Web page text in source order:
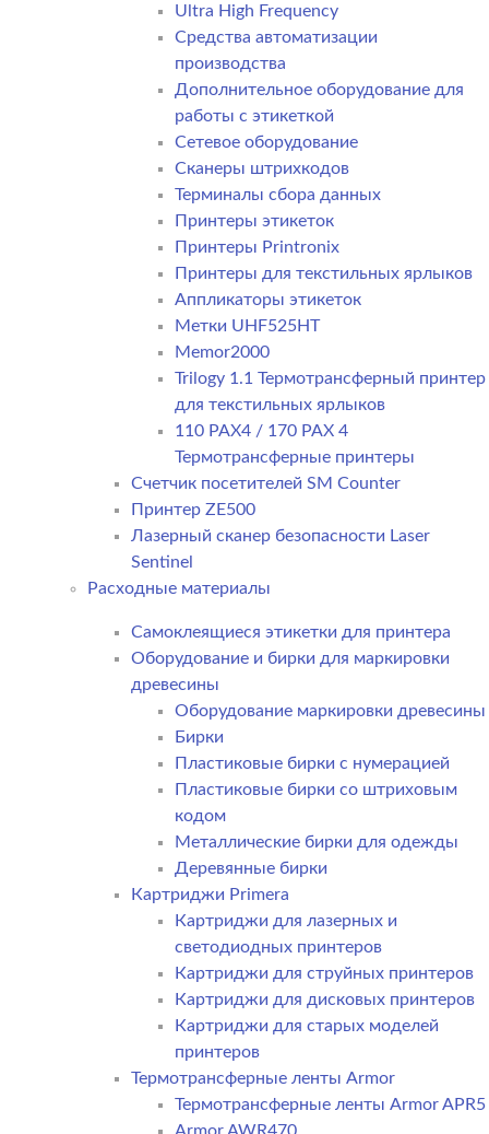
Ultra High Frequency
Средства автоматизации
производства
Дополнительное оборудование для
работы с этикеткой
Сетевое оборудование
Сканеры штрихкодов
Терминалы сбора данных
Принтеры этикеток
Принтеры Printronix
Принтеры для текстильных ярлыков
Аппликаторы этикеток
Метки UHF525HT
Memor2000
Trilogy 1.1 Термотрансферный принтер
для текстильных ярлыков
110 PAX4 / 170 PAX 4
Термотрансферные принтеры
Счетчик посетителей SM Counter
Принтер ZE500
Лазерный сканер безопасности Laser
Sentinel
Расходные материалы
Самоклеящиеся этикетки для принтера
Оборудование и бирки для маркировки
древесины
Оборудование маркировки древесины
Бирки
Пластиковые бирки с нумерацией
Пластиковые бирки со штриховым
кодом
Металлические бирки для одежды
Деревянные бирки
Картриджи Primera
Картриджи для лазерных и
светодиодных принтеров
Картриджи для струйных принтеров
Картриджи для дисковых принтеров
Картриджи для старых моделей
принтеров
Термотрансферные ленты Armor
Термотрансферные ленты Armor APR5